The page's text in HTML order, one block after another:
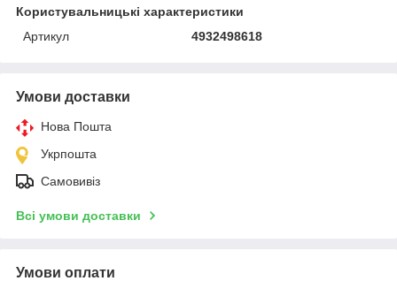
Користувальницькі характеристики
Артикул
4932498618
Умови доставки
Нова Пошта
Укрпошта
Самовивіз
Всі умови доставки
Умови оплати